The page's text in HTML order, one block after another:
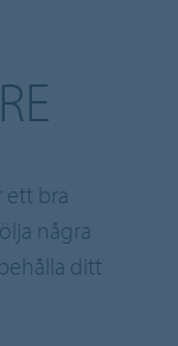
ett bra
några
ditt